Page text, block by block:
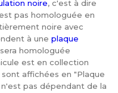
noire, c'est à dire
pas homologuée en
noire avec
à une plaque
homologuée
est en collection
affichées en "Plaque
pas dépendant de la